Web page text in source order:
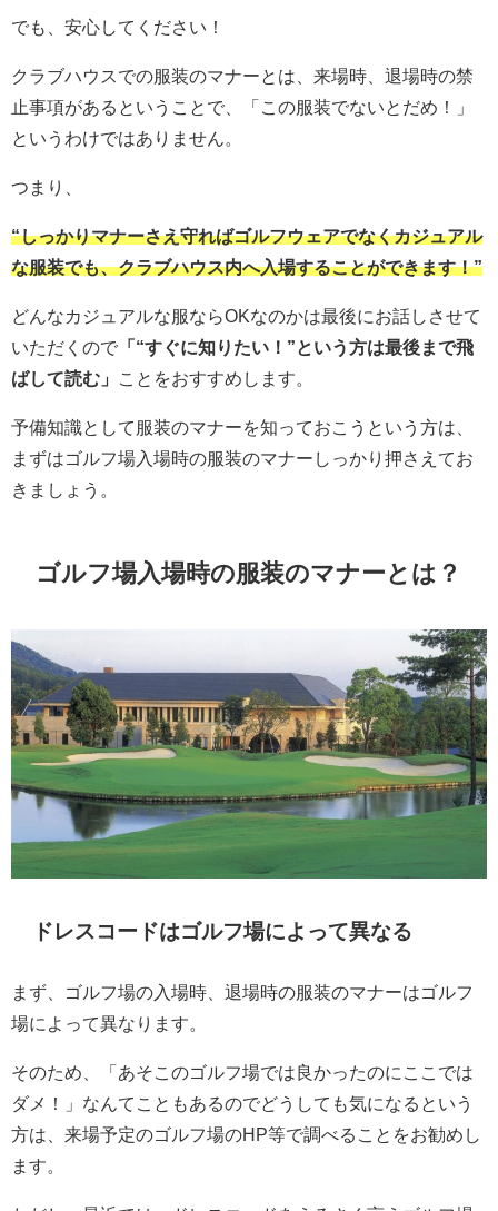
でも、安心してください！
クラブハウスでの服装のマナーとは、来場時、退場時の禁
止事項があるということで、「この服装でないとだめ！」
というわけではありません。
つまり、
“しっかりマナーさえ守ればゴルフウェアでなくカジュアル
な服装でも、クラブハウス内へ入場することができます！”
どんなカジュアルな服ならOKなのかは最後にお話しさせて
いただくので 「“すぐに知りたい！”という方は最後まで飛
ばして読む」
ことをおすすめします。
予備知識として服装のマナーを知っておこうという方は、
まずはゴルフ場入場時の服装のマナーしっかり押さえてお
きましょう。
ゴルフ場入場時の服装のマナーとは？
ドレスコードはゴルフ場によって異なる
まず、ゴルフ場の入場時、退場時の服装のマナーはゴルフ
場によって異なります。
そのため、「あそこのゴルフ場では良かったのにここでは
ダメ！」なんてこともあるのでどうしても気になるという
方は、来場予定のゴルフ場のHP等で調べることをお勧めし
ます。